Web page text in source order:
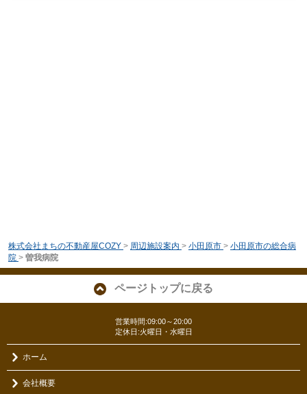
株式会社まちの不動産屋COZY > 周辺施設案内 > 小田原市 > 小田原市の総合病
院 > 曽我病院
ページトップに戻る
営業時間:09:00～20:00
定休日:火曜日・水曜日
ホーム
会社概要